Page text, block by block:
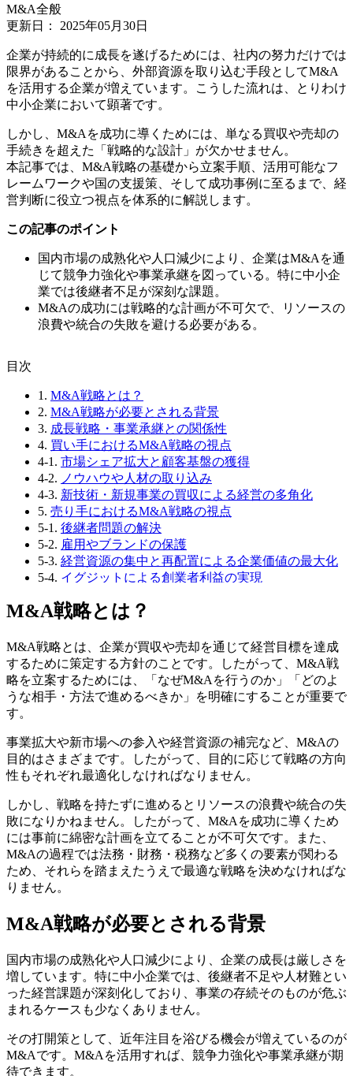
M&A全般
更新日： 2025年05月30日
企業が持続的に成長を遂げるためには、社内の努力だけでは
限界があることから、外部資源を取り込む手段としてM&A
を活用する企業が増えています。こうした流れは、とりわけ
中小企業において顕著です。
しかし、M&Aを成功に導くためには、単なる買収や売却の
手続きを超えた「戦略的な設計」が欠かせません。
本記事では、M&A戦略の基礎から立案手順、活用可能なフ
レームワークや国の支援策、そして成功事例に至るまで、経
営判断に役立つ視点を体系的に解説します。
この記事のポイント
国内市場の成熟化や人口減少により、企業はM&Aを通
じて競争力強化や事業承継を図っている。特に中小企
業では後継者不足が深刻な課題。
M&Aの成功には戦略的な計画が不可欠で、リソースの
浪費や統合の失敗を避ける必要がある。
⽬次
1. M&A戦略とは？
2. M&A戦略が必要とされる背景
3. 成長戦略・事業承継との関係性
4. 買い手におけるM&A戦略の視点
4-1. 市場シェア拡大と顧客基盤の獲得
4-2. ノウハウや人材の取り込み
4-3. 新技術・新規事業の買収による経営の多角化
5. 売り手におけるM&A戦略の視点
5-1. 後継者問題の解決
5-2. 雇用やブランドの保護
5-3. 経営資源の集中と再配置による企業価値の最大化
5-4. イグジットによる創業者利益の実現
6.M&A戦略の立案ステップ
6-2. Step2：M&Aの目的を明確にする
6-3.Step3：市場調査と競合動向の把握
6-4.Step4：実行可能なスキームと資金計画の検討
6-5. Step5：ターゲット企業の選定とアプローチ
7-2.アンゾフの成長マトリクス
7-3.ポーターの競争戦略
7-4.バリューチェーン分析
8-1.事業承継・M&A補助金
8-2.事業承継税制など税制上の支援
8-3.専門家による支援・相談窓口
8-4.M&A支援機関登録制度
8-5.100億企業の育成支援
9.M&A戦略立案時に注意すべきポイント
考える
9-3.情報漏洩リスクと信頼構築
10. 企業のM&A戦略事例
10-1.①既存事業の強化（ニデック）
10-2.②異業種によるシナジー（NTTドコモ×マネック
10-3.③M&Aが活発な物流業界（ヤマトHD）
10-4.
④海外戦略（ゼンショー）
M&A戦略とは？
M&A戦略とは、企業が買収や売却を通じて経営目標を達成
するために策定する方針のことです。したがって、M&A戦
略を立案するためには、「なぜM&Aを行うのか」「どのよ
うな相手・方法で進めるべきか」を明確にすることが重要で
す。
事業拡大や新市場への参入や経営資源の補完など、M&Aの
目的はさまざまです。したがって、目的に応じて戦略の方向
性もそれぞれ最適化しなければなりません。
しかし、戦略を持たずに進めるとリソースの浪費や統合の失
敗になりかねません。したがって、M&Aを成功に導くため
には事前に綿密な計画を立てることが不可欠です。また、
M&Aの過程では法務・財務・税務など多くの要素が関わる
ため、それらを踏まえたうえで最適な戦略を決めなければな
りません。
M&A戦略が必要とされる背景
国内市場の成熟化や人口減少により、企業の成長は厳しさを
増しています。特に中小企業では、後継者不足や人材難とい
った経営課題が深刻化しており、事業の存続そのものが危ぶ
まれるケースも少なくありません。
その打開策として、近年注目を浴びる機会が増えているのが
M&Aです。M&Aを活用すれば、競争力強化や事業承継が期
待できます。